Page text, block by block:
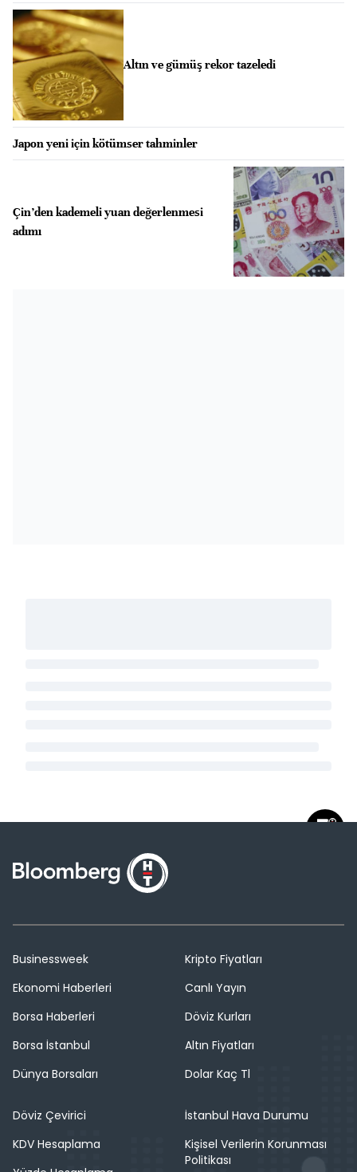
Altın ve gümüş rekor tazeledi
Japon yeni için kötümser tahminler
Çin’den kademeli yuan değerlenmesi
adımı
Businessweek
Ekonomi Haberleri
Borsa Haberleri
Borsa İstanbul
Dünya Borsaları
Kripto Fiyatları
Canlı Yayın
Döviz Kurları
Altın Fiyatları
Dolar Kaç Tl
Döviz Çevirici
KDV Hesaplama
İstanbul Hava Durumu
Kişisel Verilerin Korunması
Politikası